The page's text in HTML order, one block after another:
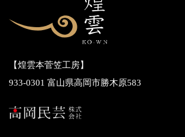
【煌雲本菅笠工房】
933-0301 富山県高岡市勝木原583